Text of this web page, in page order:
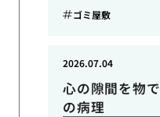
ゴミ屋敷
心の隙間を物
の病理
2026.07.04